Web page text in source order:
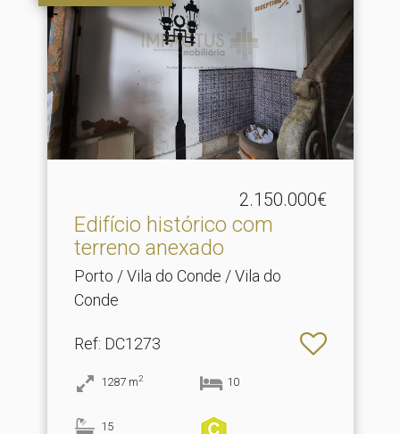
2.150.000€
Edifício histórico com
terreno anexado
Porto / Vila do Conde / Vila do
Conde
Ref: DC1273
1287 m2 10
15